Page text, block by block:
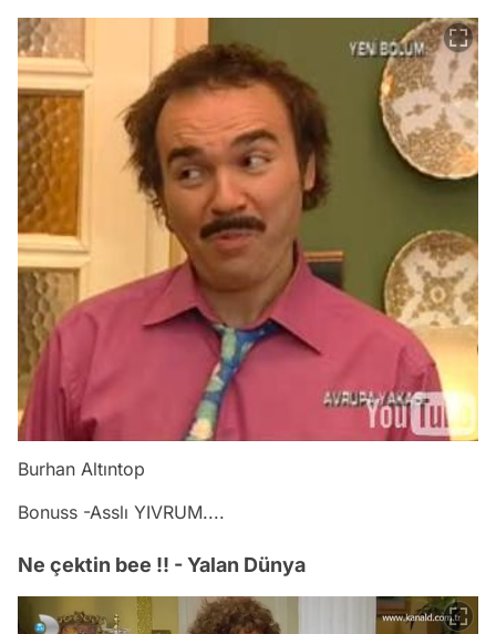
Burhan Altıntop
Bonuss -Asslı YIVRUM....
Ne çektin bee !! - Yalan Dünya